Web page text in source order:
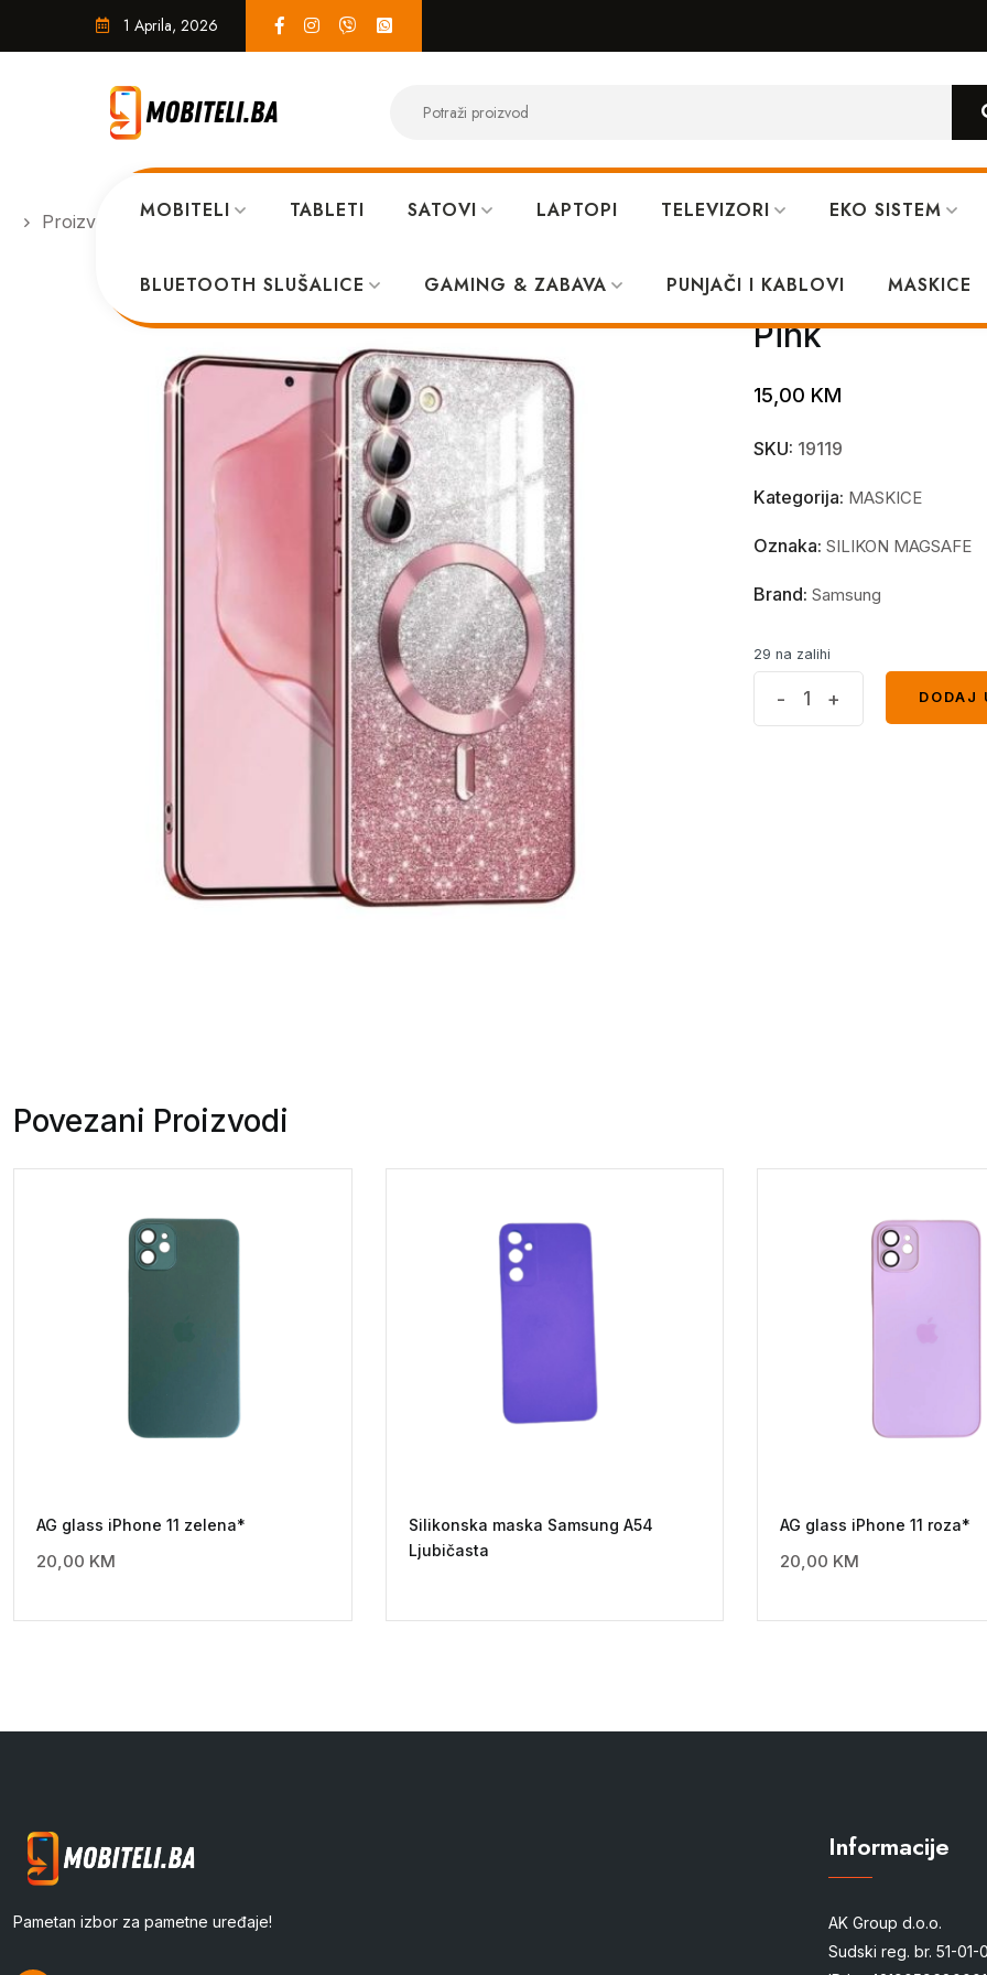
1 Aprila, 2026
MOBITELI TABLETI SATOVI LAPTOPI TELEVIZORI EKO SISTEM
BLUETOOTH SLUŠALICE GAMING & ZABAVA PUNJAČI I KABLOVI MASKICE
Proizvodi MASKICE MagSafe glitter maskica Samsung S24 Plus Pink
MagSafe
Pink
15,00 KM
SKU: 19119
Kategorija: MASKICE
Oznaka: SILIKON MAGSAFE
Brand: Samsung
29 na zalihi
- +
DODAJ
Povezani Proizvodi
AG glass iPhone 11 zelena*
20,00 KM
Silikonska maska Samsung A54
Ljubičasta
AG glass iPhone 11 roza*
20,00 KM
Pametan izbor za pametne uređaje!
Informacije
AK Group d.o.o.
Sudski reg. br. 51-01-